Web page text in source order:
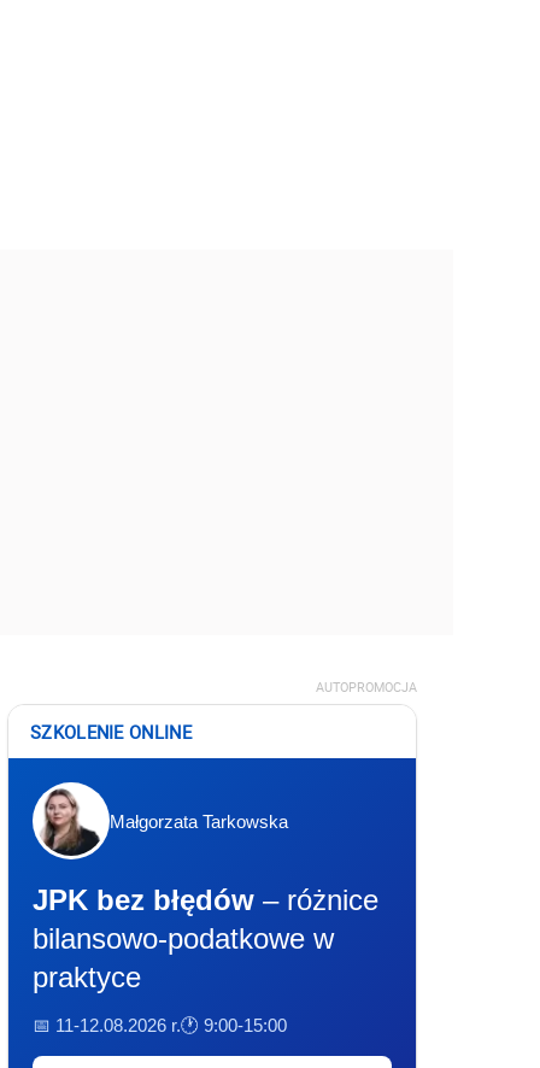
AUTOPROMOCJA
SZKOLENIE ONLINE
Małgorzata Tarkowska
JPK bez błędów – różnice
bilansowo-podatkowe w
praktyce
📅 11-12.08.2026 r.🕐 9:00-15:00